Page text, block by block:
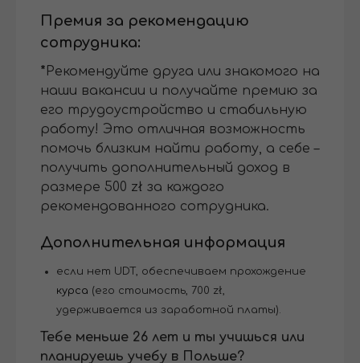
Премия за рекомендацию
сотрудника:
* Рекомендуйте друга или знакомого на
наши вакансии и получайте премию за
его трудоустройство и стабильную
работу! Это отличная возможность
помочь близким найти работу, а себе –
получить дополнительный доход в
размере 500 zł за каждого
рекомендованного сотрудника.
Дополнительная информация
если нет UDT, обеспечиваем прохождение
курса (его стоимость, 700 zł,
удерживается из заработной платы).
Тебе меньше 26 лет и ты учишься или
планируешь учебу в Польше?